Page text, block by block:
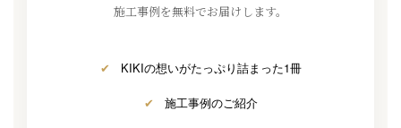
施工事例を無料でお届けします。
✔ KIKIの想いがたっぷり詰まった1冊
✔ 施工事例のご紹介